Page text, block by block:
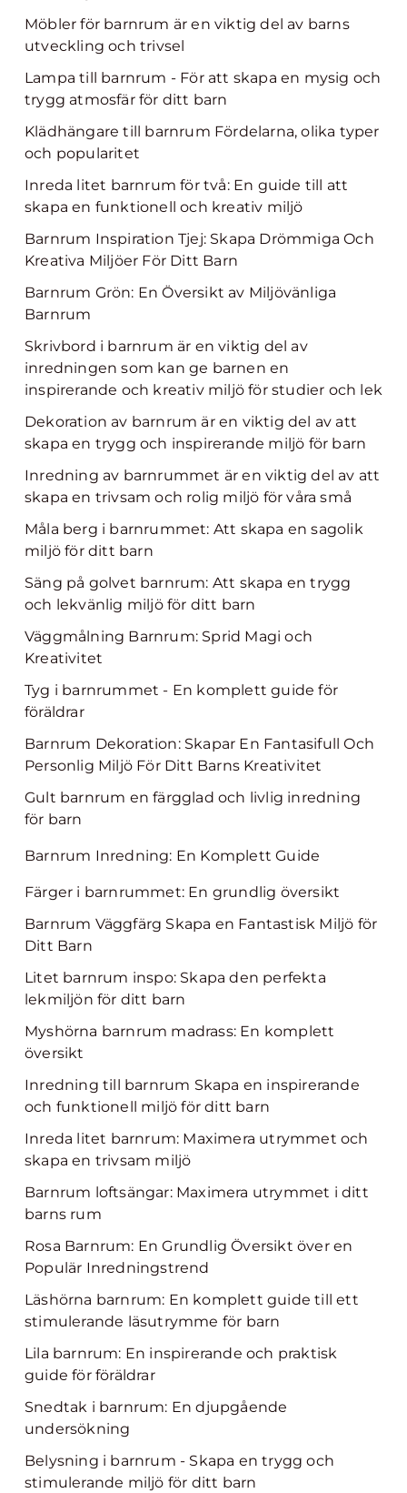
Möbler för barnrum är en viktig del av barns
utveckling och trivsel
Lampa till barnrum - För att skapa en mysig och
trygg atmosfär för ditt barn
Klädhängare till barnrum Fördelarna, olika typer
och popularitet
Inreda litet barnrum för två: En guide till att
skapa en funktionell och kreativ miljö
Barnrum Inspiration Tjej: Skapa Drömmiga Och
Kreativa Miljöer För Ditt Barn
Barnrum Grön: En Översikt av Miljövänliga
Barnrum
Skrivbord i barnrum är en viktig del av
inredningen som kan ge barnen en
inspirerande och kreativ miljö för studier och lek
Dekoration av barnrum är en viktig del av att
skapa en trygg och inspirerande miljö för barn
Inredning av barnrummet är en viktig del av att
skapa en trivsam och rolig miljö för våra små
Måla berg i barnrummet: Att skapa en sagolik
miljö för ditt barn
Säng på golvet barnrum: Att skapa en trygg
och lekvänlig miljö för ditt barn
Väggmålning Barnrum: Sprid Magi och
Kreativitet
Tyg i barnrummet - En komplett guide för
föräldrar
Barnrum Dekoration: Skapar En Fantasifull Och
Personlig Miljö För Ditt Barns Kreativitet
Gult barnrum en färgglad och livlig inredning
för barn
Barnrum Inredning: En Komplett Guide
Färger i barnrummet: En grundlig översikt
Barnrum Väggfärg Skapa en Fantastisk Miljö för
Ditt Barn
Litet barnrum inspo: Skapa den perfekta
lekmiljön för ditt barn
Myshörna barnrum madrass: En komplett
översikt
Inredning till barnrum Skapa en inspirerande
och funktionell miljö för ditt barn
Inreda litet barnrum: Maximera utrymmet och
skapa en trivsam miljö
Barnrum loftsängar: Maximera utrymmet i ditt
barns rum
Rosa Barnrum: En Grundlig Översikt över en
Populär Inredningstrend
Läshörna barnrum: En komplett guide till ett
stimulerande läsutrymme för barn
Lila barnrum: En inspirerande och praktisk
guide för föräldrar
Snedtak i barnrum: En djupgående
undersökning
Belysning i barnrum - Skapa en trygg och
stimulerande miljö för ditt barn